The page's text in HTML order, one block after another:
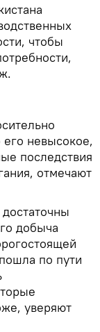
чтобы
невысокое,
последствия
отмечают
добыча
по пути
уверяют